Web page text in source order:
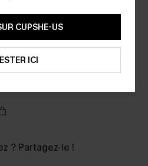
? Partagez-le !
CUPSHE-US
ICI